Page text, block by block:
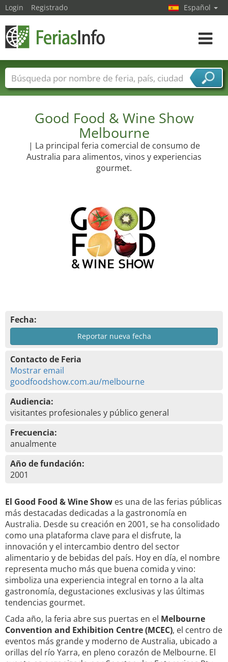
Good Food & Wine Show
Melbourne
| La principal feria comercial de consumo de
Australia para alimentos, vinos y experiencias
gourmet.
Fecha:
Reportar nueva fecha
Contacto de Feria
Mostrar email
goodfoodshow.com.au/melbourne
Audiencia:
visitantes profesionales y público general
Frecuencia:
anualmente
Año de fundación:
2001
El Good Food & Wine Show es una de las ferias públicas
más destacadas dedicadas a la gastronomía en
Australia. Desde su creación en 2001, se ha consolidado
como una plataforma clave para el disfrute, la
innovación y el intercambio dentro del sector
alimentario y de bebidas del país. Hoy en día, el nombre
representa mucho más que buena comida y vino:
simboliza una experiencia integral en torno a la alta
gastronomía, degustaciones exclusivas y las últimas
tendencias gourmet.
Cada año, la feria abre sus puertas en el Melbourne
Convention and Exhibition Centre (MCEC), el centro de
eventos más grande y moderno de Australia, ubicado a
orillas del río Yarra, en pleno corazón de Melbourne. El
Login Registrado Español
toggle
Nombres de ferias Países
Ciudades
Sectores de proveedor de servicios